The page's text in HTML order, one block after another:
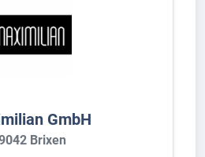
GmbH
Brixen